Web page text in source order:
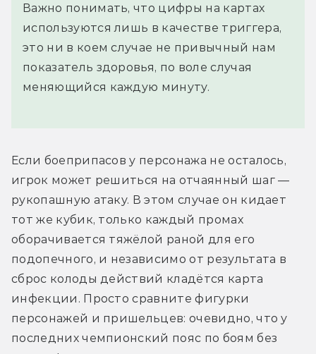
Важно понимать, что цифры на картах
используются лишь в качестве триггера,
это ни в коем случае не привычный нам
показатель здоровья, по воле случая
меняющийся каждую минуту.
Если боеприпасов у персонажа не осталось,
игрок может решиться на отчаянный шаг —
рукопашную атаку. В этом случае он кидает
тот же кубик, только каждый промах
оборачивается тяжёлой раной для его
подопечного, и независимо от результата в
сброс колоды действий кладётся карта
инфекции. Просто сравните фигурки
персонажей и пришельцев: очевидно, что у
последних чемпионский пояс по боям без